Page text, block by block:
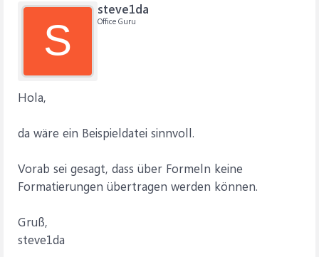
S
steve1da
Office Guru
Hola,
da wäre ein Beispieldatei sinnvoll.
Vorab sei gesagt, dass über Formeln keine
Formatierungen übertragen werden können.
Gruß,
steve1da